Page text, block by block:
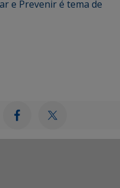
e Prevenir é tema de